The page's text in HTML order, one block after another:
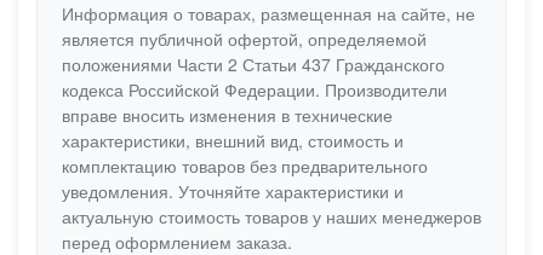
Информация о товарах, размещенная на сайте, не
является публичной офертой, определяемой
положениями Части 2 Статьи 437 Гражданского
кодекса Российской Федерации. Производители
вправе вносить изменения в технические
характеристики, внешний вид, стоимость и
комплектацию товаров без предварительного
уведомления. Уточняйте характеристики и
актуальную стоимость товаров у наших менеджеров
перед оформлением заказа.